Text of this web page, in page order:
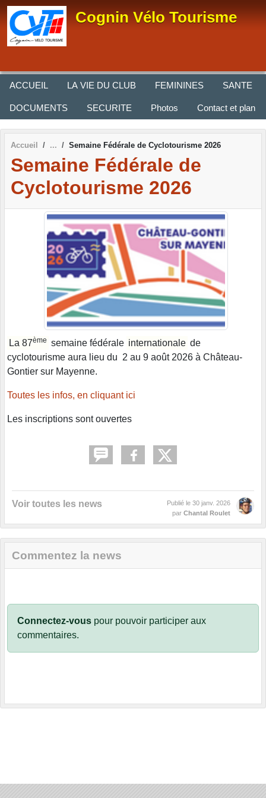
Cognin Vélo Tourisme
ACCUEIL LA VIE DU CLUB FEMININES SANTE
DOCUMENTS SECURITE Photos Contact et plan
Accueil Semaine Fédérale de Cyclotourisme 2026
Semaine Fédérale de
Cyclotourisme 2026
La 87ème semaine fédérale internationale de
cyclotourisme aura lieu du 2 au 9 août 2026 à Château-
Gontier sur Mayenne.
Toutes les infos, en cliquant ici
Les inscriptions sont ouvertes
Voir toutes les news Publié le 30 janv. 2026
par Chantal Roulet
Commentez la news
Connectez-vous pour pouvoir participer aux
commentaires.
Panneau de gestion des cookies